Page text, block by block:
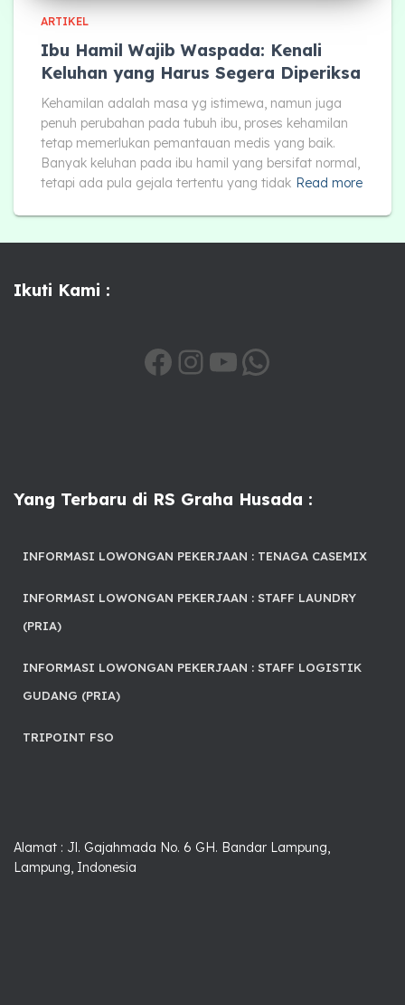
ARTIKEL
Ibu Hamil Wajib Waspada: Kenali
Keluhan yang Harus Segera Diperiksa
Kehamilan adalah masa yg istimewa, namun juga
penuh perubahan pada tubuh ibu, proses kehamilan
tetap memerlukan pemantauan medis yang baik.
Banyak keluhan pada ibu hamil yang bersifat normal,
tetapi ada pula gejala tertentu yang tidak Read more
Ikuti Kami :
Yang Terbaru di RS Graha Husada :
INFORMASI LOWONGAN PEKERJAAN : TENAGA CASEMIX
INFORMASI LOWONGAN PEKERJAAN : STAFF LAUNDRY
(PRIA)
INFORMASI LOWONGAN PEKERJAAN : STAFF LOGISTIK
GUDANG (PRIA)
TRIPOINT FSO
Alamat : Jl. Gajahmada No. 6 GH. Bandar Lampung,
Lampung, Indonesia